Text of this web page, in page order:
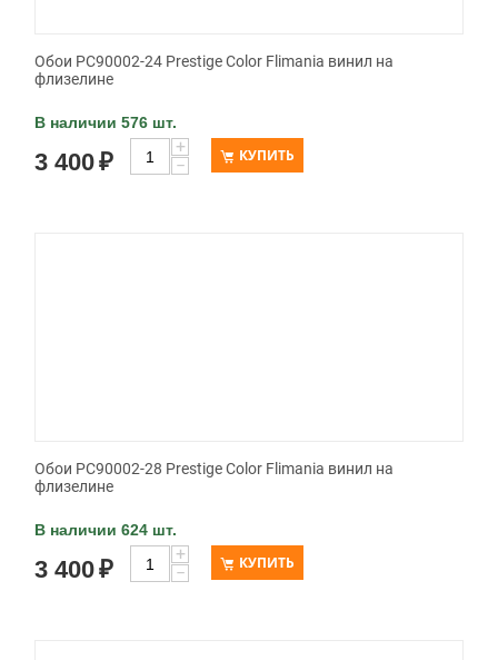
Обои PC90002-24 Prestige Color Flimania винил на
флизелине
В наличии 576 шт.
3 400₽
+
−
КУПИТЬ
Обои PC90002-28 Prestige Color Flimania винил на
флизелине
В наличии 624 шт.
3 400₽
+
−
КУПИТЬ